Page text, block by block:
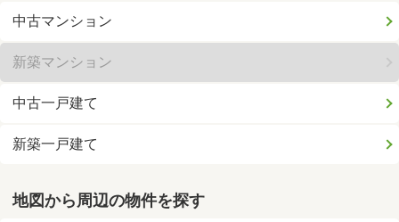
中古マンション
新築マンション
中古一戸建て
新築一戸建て
地図から周辺の物件を探す